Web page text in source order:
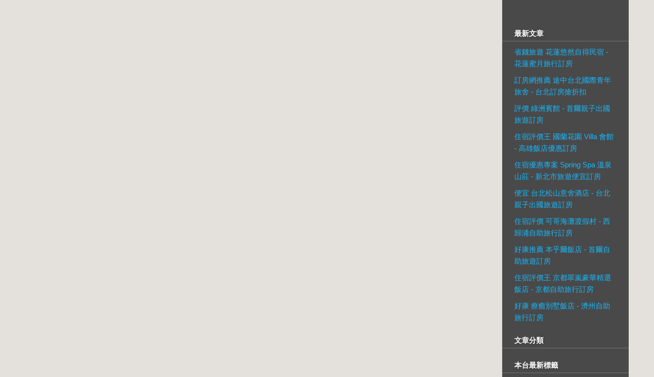
最新文章
省錢旅遊 花蓮悠然自得民宿 -
花蓮蜜月旅行訂房
訂房網推薦 途中台北國際青年
旅舍 - 台北訂房搶折扣
評價 綠洲賓館 - 首爾親子出國
旅遊訂房
住宿評價王 國蘭花園 Villa 會館
- 高雄飯店優惠訂房
住宿優惠專案 Spring Spa 溫泉
山莊 - 新北市旅遊便宜訂房
便宜 台北松山意舍酒店 - 台北
親子出國旅遊訂房
住宿評價 可哥海灘渡假村 - 西
歸浦自助旅行訂房
好康推薦 本乎爾飯店 - 首爾自
助旅遊訂房
住宿評價王 京都翠嵐豪華精選
飯店 - 京都自助旅行訂房
好康 療癒別墅飯店 - 濟州自助
旅行訂房
文章分類
本台最新標籤